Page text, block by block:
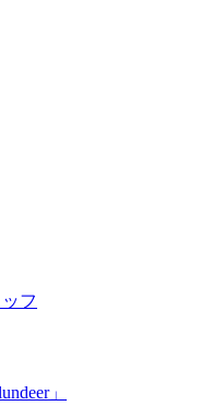
」
ン
スについて
2026/27シーズン試
グ 2026/27シーズン
フ
」